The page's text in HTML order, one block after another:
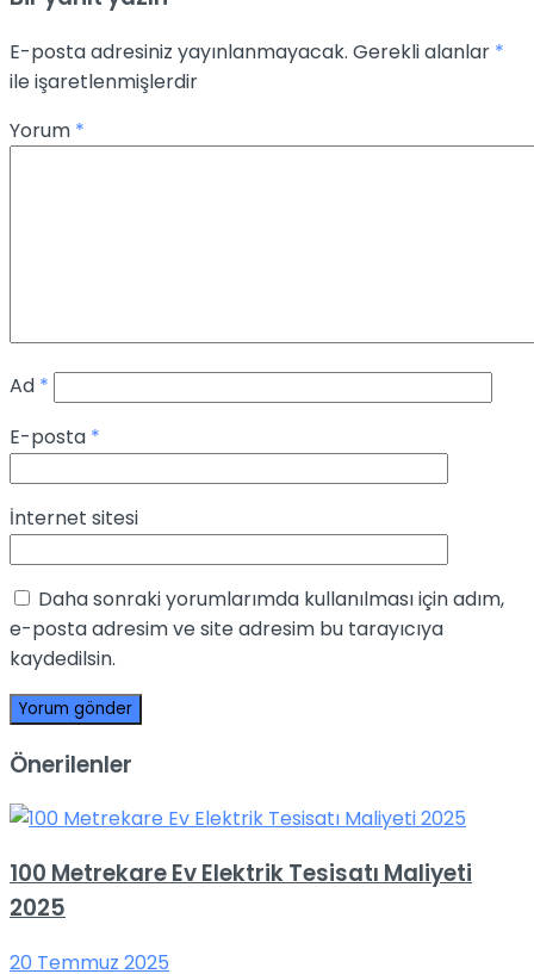
E-posta adresiniz yayınlanmayacak. Gerekli alanlar *
ile işaretlenmişlerdir
Yorum *
Ad *
E-posta *
İnternet sitesi
Daha sonraki yorumlarımda kullanılması için adım,
e-posta adresim ve site adresim bu tarayıcıya
kaydedilsin.
Önerilenler
100 Metrekare Ev Elektrik Tesisatı Maliyeti
2025
20 Temmuz 2025